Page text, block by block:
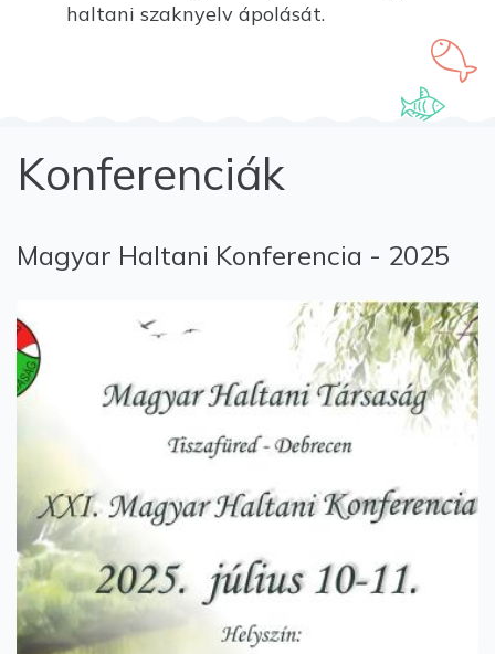
haltani szaknyelv ápolását.
Konferenciák
Magyar Haltani Konferencia - 2025